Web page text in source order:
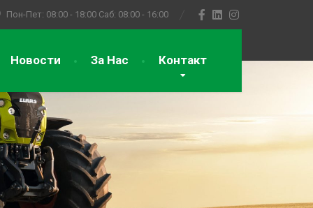
Пон-Пет: 08:00 - 18:00 Саб: 08:00 - 16:00
Новости За Нас Контакт